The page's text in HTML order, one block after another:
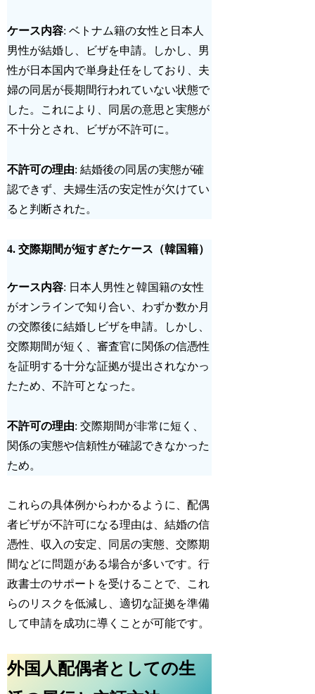
ケース内容: ベトナム籍の女性と日本人
男性が結婚し、ビザを申請。しかし、男
性が日本国内で単身赴任をしており、夫
婦の同居が長期間行われていない状態で
した。これにより、同居の意思と実態が
不十分とされ、ビザが不許可に。
不許可の理由: 結婚後の同居の実態が確
認できず、夫婦生活の安定性が欠けてい
ると判断された。
4.交際期間が短すぎたケース（韓国籍）
ケース内容: 日本人男性と韓国籍の女性
がオンラインで知り合い、わずか数か月
の交際後に結婚しビザを申請。しかし、
交際期間が短く、審査官に関係の信憑性
を証明する十分な証拠が提出されなかっ
たため、不許可となった。
不許可の理由: 交際期間が非常に短く、
関係の実態や信頼性が確認できなかった
ため。
これらの具体例からわかるように、配偶
者ビザが不許可になる理由は、結婚の信
憑性、収入の安定、同居の実態、交際期
間などに問題がある場合が多いです。行
政書士のサポートを受けることで、これ
らのリスクを低減し、適切な証拠を準備
して申請を成功に導くことが可能です。
外国人配偶者としての生